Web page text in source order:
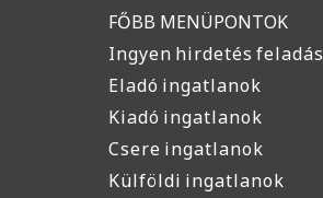
FŐBB MENÜPONTOK
Ingyen hirdetés feladás
Eladó ingatlanok
Kiadó ingatlanok
Csere ingatlanok
Külföldi ingatlanok